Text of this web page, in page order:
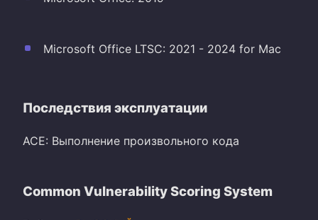
Microsoft Office LTSC: 2021 - 2024 for Mac
Последствия эксплуатации
ACE: Выполнение произвольного кода
Common Vulnerability Scoring System